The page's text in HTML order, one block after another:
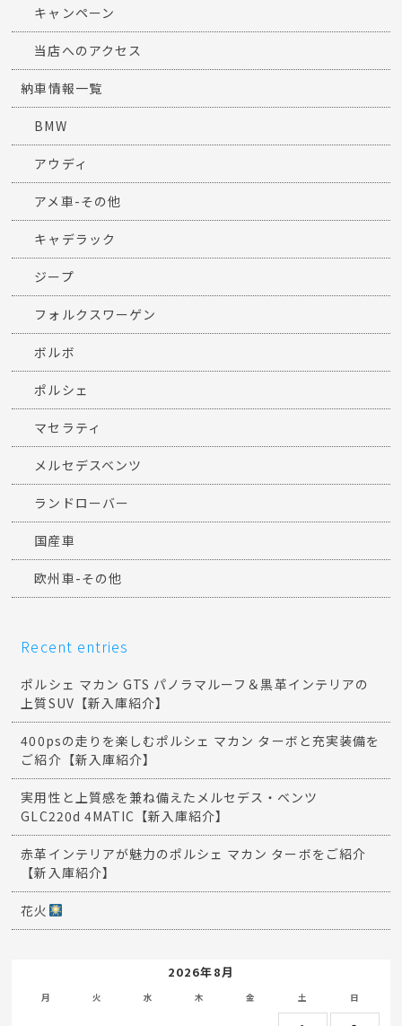
キャンペーン
当店へのアクセス
納車情報一覧
BMW
アウディ
アメ車-その他
キャデラック
ジープ
フォルクスワーゲン
ボルボ
ポルシェ
マセラティ
メルセデスベンツ
ランドローバー
国産車
欧州車-その他
Recent entries
ポルシェ マカン GTS パノラマルーフ＆黒革インテリアの
上質SUV【新入庫紹介】
400psの走りを楽しむポルシェ マカン ターボと充実装備を
ご紹介【新入庫紹介】
実用性と上質感を兼ね備えたメルセデス・ベンツ
GLC220d 4MATIC【新入庫紹介】
赤革インテリアが魅力のポルシェ マカン ターボをご紹介
【新入庫紹介】
花火
2026年8月
月 火 水 木 金 土 日